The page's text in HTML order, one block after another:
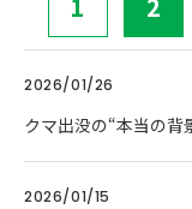
2026/01/26
クマ出没の“本当の背
2026/01/15